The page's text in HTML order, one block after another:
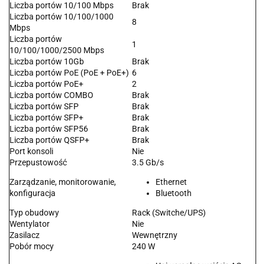
Liczba portów 10/100 Mbps
Brak
Liczba portów 10/100/1000
Mbps
8
Liczba portów
10/100/1000/2500 Mbps
1
Liczba portów 10Gb
Brak
Liczba portów PoE (PoE + PoE+) 6
Liczba portów PoE+
2
Liczba portów COMBO
Brak
Liczba portów SFP
Brak
Liczba portów SFP+
Brak
Liczba portów SFP56
Brak
Liczba portów QSFP+
Brak
Port konsoli
Nie
Przepustowość
3.5 Gb/s
Zarządzanie, monitorowanie,
konfiguracja
Ethernet
Bluetooth
Typ obudowy
Rack (Switche/UPS)
Wentylator
Nie
Zasilacz
Wewnętrzny
Pobór mocy
240 W